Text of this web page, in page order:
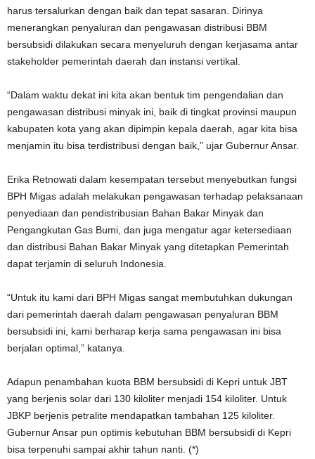
harus tersalurkan dengan baik dan tepat sasaran. Dirinya
menerangkan penyaluran dan pengawasan distribusi BBM
bersubsidi dilakukan secara menyeluruh dengan kerjasama antar
stakeholder pemerintah daerah dan instansi vertikal.
“Dalam waktu dekat ini kita akan bentuk tim pengendalian dan
pengawasan distribusi minyak ini, baik di tingkat provinsi maupun
kabupaten kota yang akan dipimpin kepala daerah, agar kita bisa
menjamin itu bisa terdistribusi dengan baik,” ujar Gubernur Ansar.
Erika Retnowati dalam kesempatan tersebut menyebutkan fungsi
BPH Migas adalah melakukan pengawasan terhadap pelaksanaan
penyediaan dan pendistribusian Bahan Bakar Minyak dan
Pengangkutan Gas Bumi, dan juga mengatur agar ketersediaan
dan distribusi Bahan Bakar Minyak yang ditetapkan Pemerintah
dapat terjamin di seluruh Indonesia.
“Untuk itu kami dari BPH Migas sangat membutuhkan dukungan
dari pemerintah daerah dalam pengawasan penyaluran BBM
bersubsidi ini, kami berharap kerja sama pengawasan ini bisa
berjalan optimal,” katanya.
Adapun penambahan kuota BBM bersubsidi di Kepri untuk JBT
yang berjenis solar dari 130 kiloliter menjadi 154 kiloliter. Untuk
JBKP berjenis petralite mendapatkan tambahan 125 kiloliter.
Gubernur Ansar pun optimis kebutuhan BBM bersubsidi di Kepri
bisa terpenuhi sampai akhir tahun nanti. (*)